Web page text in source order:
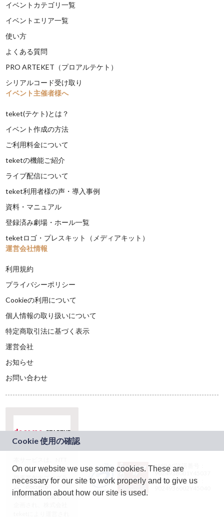
イベントカテゴリ一覧
イベントエリア一覧
使い方
よくある質問
PRO ARTEKET（プロアルテケト）
シリアルコード受け取り
イベント主催者様へ
teket(テケト)とは？
イベント作成の方法
ご利用料金について
teketの機能ご紹介
ライブ配信について
teket利用者様の声・導入事例
資料・マニュアル
登録済み劇場・ホール一覧
teketロゴ・プレスキット（メディアキット）
運営会社情報
利用規約
プライバシーポリシー
Cookieの利用について
個人情報の取り扱いについて
特定商取引法に基づく表示
運営会社
お知らせ
お問い合わせ
ドコモグループの新
規事業創出プログラ
ム「docomo
STARTUP」を通じて
JASRAC許諾番号：
9024936001Y45037
JASRAC許諾番号：
On our website we use some cookies. These are
necessary for our site to work properly and to give us
information about how our site is used.